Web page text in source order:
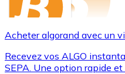
Acheter algorand avec un
Recevez vos ALGO
SEPA. Une option rapide